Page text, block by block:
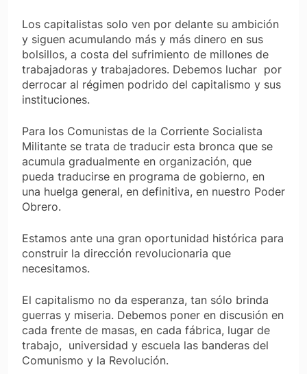
Los capitalistas solo ven por delante su ambición
y siguen acumulando más y más dinero en sus
bolsillos, a costa del sufrimiento de millones de
trabajadoras y trabajadores. Debemos luchar por
derrocar al régimen podrido del capitalismo y sus
instituciones.
Para los Comunistas de la Corriente Socialista
Militante se trata de traducir esta bronca que se
acumula gradualmente en organización, que
pueda traducirse en programa de gobierno, en
una huelga general, en definitiva, en nuestro Poder
Obrero.
Estamos ante una gran oportunidad histórica para
construir la dirección revolucionaria que
necesitamos.
El capitalismo no da esperanza, tan sólo brinda
guerras y miseria. Debemos poner en discusión en
cada frente de masas, en cada fábrica, lugar de
trabajo, universidad y escuela las banderas del
Comunismo y la Revolución.